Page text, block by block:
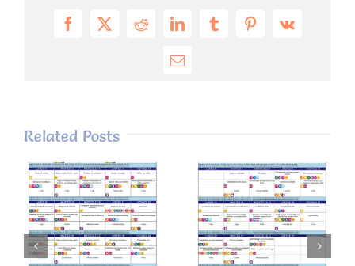
Facebook
X RedditLinkedInTumblrPinterest
Vk
Email
Related Posts